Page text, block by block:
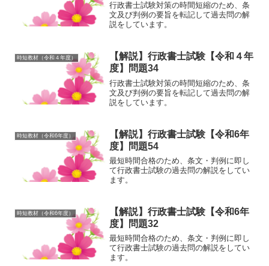
行政書士試験対策の時間短縮のため、条
文及び判例の要旨を転記して過去問の解
説をしています。
時短教材（令和４年度）
【解説】行政書士試験【令和４年
度】問題34
行政書士試験対策の時間短縮のため、条
文及び判例の要旨を転記して過去問の解
説をしています。
時短教材（令和6年度）
【解説】行政書士試験【令和6年
度】問題54
最短時間合格のため、条文・判例に即し
て行政書士試験の過去問の解説をしてい
ます。
時短教材（令和6年度）
【解説】行政書士試験【令和6年
度】問題32
最短時間合格のため、条文・判例に即し
て行政書士試験の過去問の解説をしてい
ます。